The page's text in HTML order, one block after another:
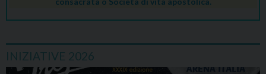
INIZIATIVE 2026